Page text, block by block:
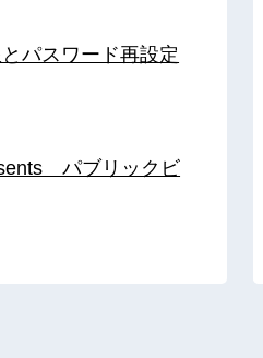
パスワード再設定
パブリックビ